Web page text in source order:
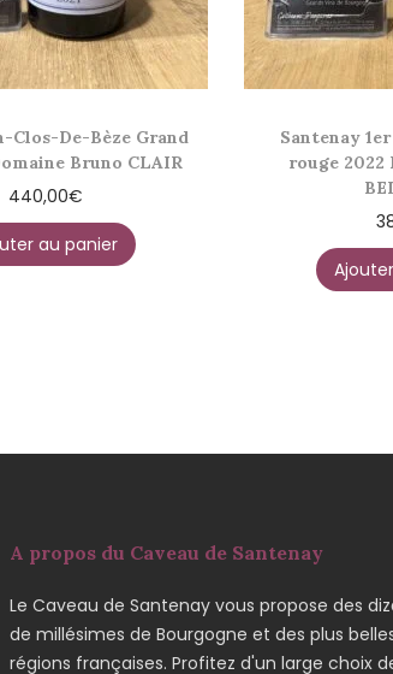
Clos-De-Bèze Grand
Bruno CLAIR
440,00€
au panier
Santenay
rouge 2022
A propos du Caveau de Santenay
Le Caveau de Santenay vous propose des
de millésimes de Bourgogne et des plus
régions françaises. Profitez d'un large choix